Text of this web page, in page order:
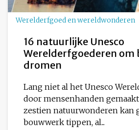
Werelderfgoed en wereldwonderen
16 natuurlijke Unesco
Werelderfgoederen om
dromen
Lang niet al het Unesco
door mensenhanden
zestien natuurwonderen kan
bouwwerk tippen, al...